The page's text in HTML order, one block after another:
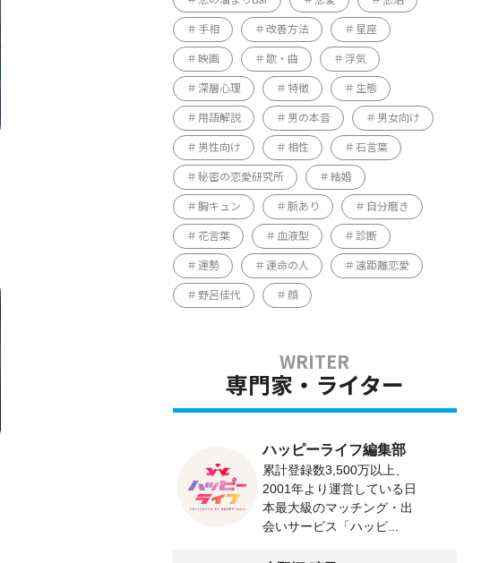
手相 改善方法 星座
映画 歌・曲 浮気
深層心理 特徴 生態
用語解説 男の本音 男女向け
男性向け 相性 石言葉
秘密の恋愛研究所 結婚
胸キュン 脈あり 自分磨き
花言葉 血液型 診断
運勢 運命の人 遠距離恋愛
野呂佳代 顔
専門家・ライター
ハッピーライフ編集部
累計登録数3,500万以上、
2001年より運営している日
本最大級のマッチング・出
会いサービス「ハッピ...